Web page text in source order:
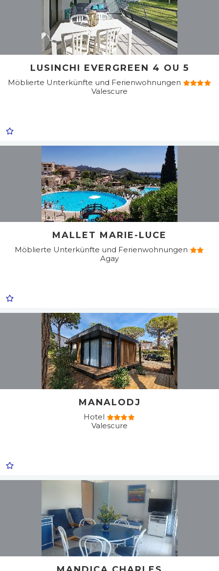
LUSINCHI EVERGREEN 4 OU 5
Möblierte Unterkünfte und Ferienwohnungen
Valescure
MALLET MARIE-LUCE
Möblierte Unterkünfte und Ferienwohnungen
Agay
MANALODJ
Hotel
Valescure